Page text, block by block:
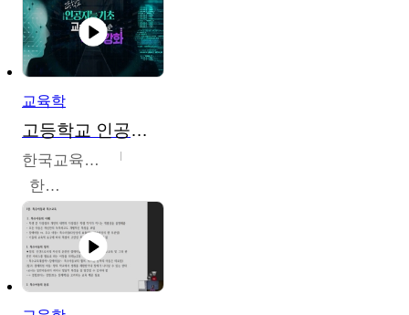
교육학
고등학교 인공지능 기초 교수ㆍ학습 역량 강화
한국교육학술정보원
한국교육학술정보원